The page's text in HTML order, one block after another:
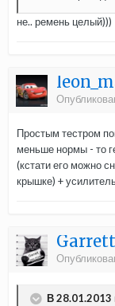
не.. ремень целый)))
Простым тестром
меньше нормы - то
(кстати его можно
крышке) +
В 28.01.2013